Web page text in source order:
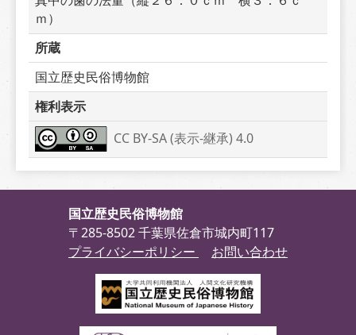
ｍ）
所蔵
国立歴史民俗博物館
権利表示
CC BY-SA (表示-継承) 4.0
国立歴史民俗博物館
〒285-8502 千葉県佐倉市城内町117
プライバシーポリシー
お問い合わせ